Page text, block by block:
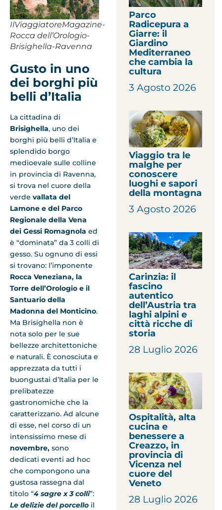
IlViaggiatoreMagazine-
Rocca dell’Orologio-
Brisighella-Ravenna
Gusto in uno
dei borghi più
belli d’Italia
La cittadina di
Brisighella, uno dei
borghi più belli d’Italia e
splendido borgo
medioevale sulle colline
in provincia di Ravenna,
si trova nel cuore della
verde vallata del
Lamone e del Parco
Regionale della Vena
dei Gessi Romagnola ed
è “dominata” da 3 colli di
gesso. Su ognuno di essi
si trovano: l’imponente
Rocca Veneziana, la
Torre dell’Orologio e il
Santuario della
Madonna del Monticino.
Ma Brisighella non è
nota solo per le sue
bellezze architettoniche
e naturali. È conosciuta e
apprezzata da tutti i
buongustai d’Italia per le
prelibatezze
gastronomiche che la
caratterizzano. Ad alcune
di esse, nel corso di un
intensissimo mese di
novembre, sono
dedicati eventi ad hoc
che compongono una
gustosa rassegna dal
titolo “4 sagre x 3 colli”:
Le delizie del porcello il
Parco
Radicepura a
Giarre: il
Giardino
Mediterraneo
che cambia la
cultura
3 Agosto 2026
Viaggio tra le
malghe per
conoscere
luoghi e sapori
della montagna
3 Agosto 2026
Carinzia: il
fascino
autentico
dell’Austria tra
laghi alpini e
città ricche di
storia
28 Luglio 2026
Ospitalità, alta
cucina e
benessere a
Creazzo, in
provincia di
Vicenza nel
cuore del
Veneto
28 Luglio 2026